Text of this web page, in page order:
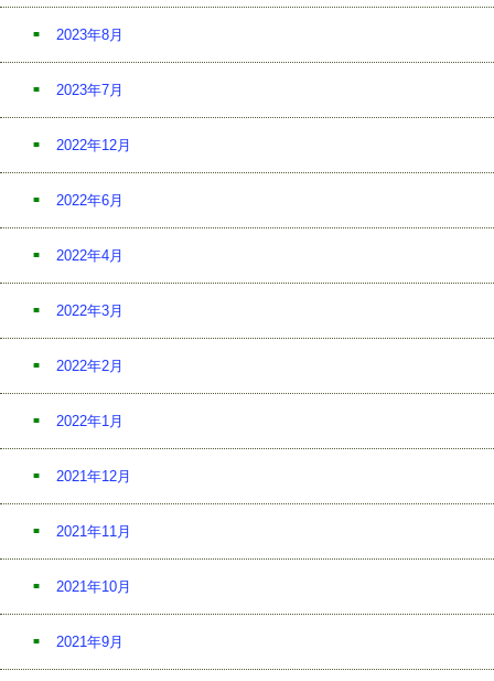
2023年8月
2023年7月
2022年12月
2022年6月
2022年4月
2022年3月
2022年2月
2022年1月
2021年12月
2021年11月
2021年10月
2021年9月